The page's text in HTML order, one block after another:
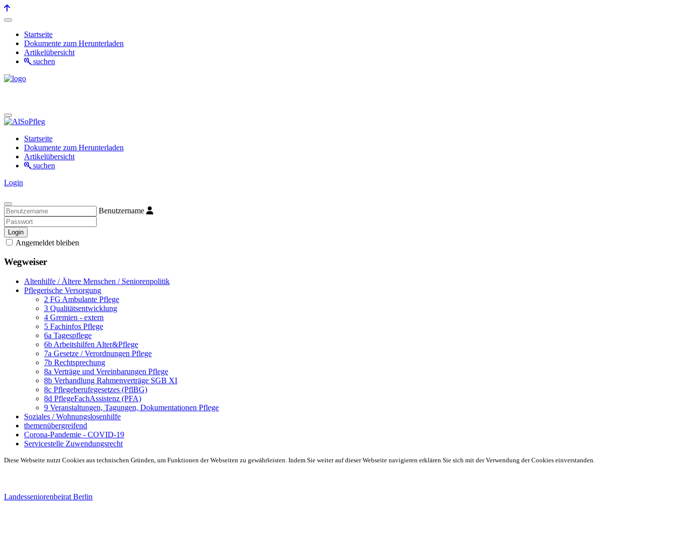
Startseite
Dokumente zum Herunterladen
Artikelübersicht
suchen
Startseite
Dokumente zum Herunterladen
Artikelübersicht
suchen
Login
Benutzername
Login
Angemeldet bleiben
Wegweiser
Altenhilfe / Ältere Menschen / Seniorenpolitik
Pflegerische Versorgung
2 FG Ambulante Pflege
3 Qualitätsentwicklung
4 Gremien - extern
5 Fachinfos Pflege
6a Tagespflege
6b Arbeitshilfen Alter&Pflege
7a Gesetze / Verordnungen Pflege
7b Rechtsprechung
8a Verträge und Vereinbarungen Pflege
8b Verhandlung Rahmenverträge SGB XI
8c Pflegeberufegesetzes (PflBG)
8d PflegeFachAssistenz (PFA)
9 Veranstaltungen, Tagungen, Dokumentationen Pflege
Soziales / Wohnungslosenhilfe
themenübergreifend
Corona-Pandemie - COVID-19
Servicestelle Zuwendungsrecht
Diese Webseite nutzt Cookies aus technischen Gründen, um Funktionen der Webseiten zu gewährleisten. Indem Sie weiter auf dieser Webseite navigieren erklären Sie sich mit der Verwendung der Cookies einverstanden.
Landesseniorenbeirat Berlin